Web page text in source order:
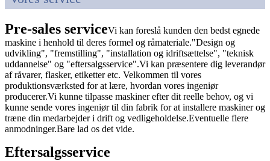
Pre-sales serviceVi kan foreslå kunden den bedst egnede
maskine i henhold til deres formel og råmateriale."Design og
udvikling", "fremstilling", "installation og idriftsættelse", "teknisk
uddannelse" og "eftersalgsservice".Vi kan præsentere dig leverandør
af råvarer, flasker, etiketter etc. Velkommen til vores
produktionsværksted for at lære, hvordan vores ingeniør
producerer.Vi kunne tilpasse maskiner efter dit reelle behov, og vi
kunne sende vores ingeniør til din fabrik for at installere maskiner og
træne din medarbejder i drift og vedligeholdelse.Eventuelle flere
anmodninger.Bare lad os det vide.
Eftersalgsservice